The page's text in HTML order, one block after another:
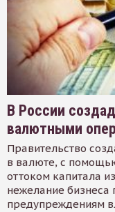
В России
валютными
Правительство
в валюте, с
оттоком капитала
нежелание бизнеса
предупреждениям